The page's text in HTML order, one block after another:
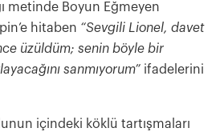
metinde Boyun Eğmeyen
hitaben “Sevgili Lionel, davet
üzüldüm; senin böyle bir
sanmıyorum” ifadelerini
içindeki köklü tartışmaları